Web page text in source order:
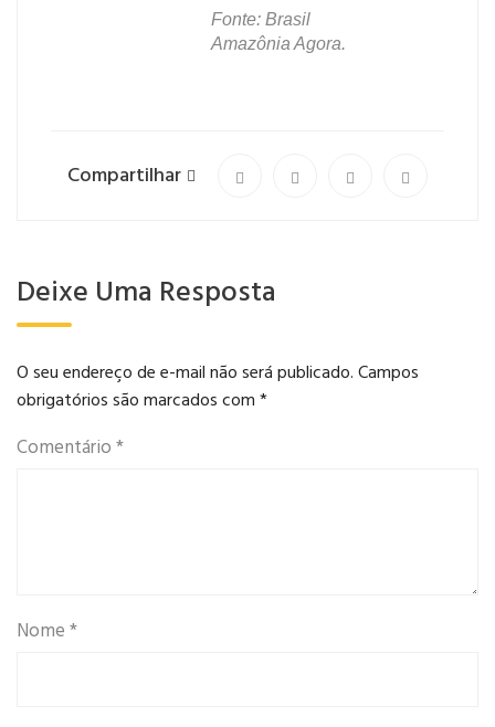
Fonte: Brasil
Amazônia Agora.
Compartilhar
Deixe Uma Resposta
O seu endereço de e-mail não será publicado.Campos
obrigatórios são marcados com*
Comentário*
Nome*